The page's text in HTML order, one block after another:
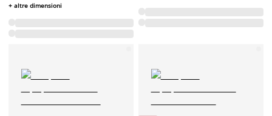
+ altre dimensioni